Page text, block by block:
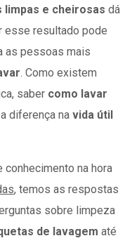
limpas e cheirosas dá
esse resultado pode
as pessoas mais
. Como existem
saber como lavar
diferença na vida útil
na hora
, temos as respostas
sobre limpeza
de lavagem até